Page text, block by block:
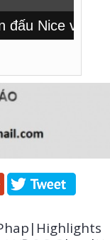
Nice vs